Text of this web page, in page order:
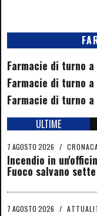
Farmacie di turno
Farmacie di turno a
Farmacie di turno
ULTIME
7 AGOSTO 2026 /
Incendio in
Fuoco salvano
7 AGOSTO 2026 /